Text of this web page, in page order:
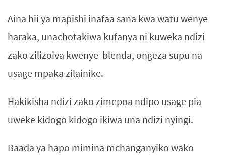
Aina hii ya mapishi inafaa sana kwa watu wenye
haraka, unachotakiwa kufanya ni kuweka ndizi
zako zilizoiva kwenye blenda, ongeza supu na
usage mpaka zilainike.
Hakikisha ndizi zako zimepoa ndipo usage pia
uweke kidogo kidogo ikiwa una ndizi nyingi.
Baada ya hapo mimina mchanganyiko wako